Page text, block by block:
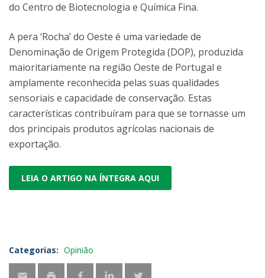
do Centro de Biotecnologia e Química Fina.
A pera ‘Rocha’ do Oeste é uma variedade de
Denominação de Origem Protegida (DOP), produzida
maioritariamente na região Oeste de Portugal e
amplamente reconhecida pelas suas qualidades
sensoriais e capacidade de conservação. Estas
características contribuíram para que se tornasse um
dos principais produtos agrícolas nacionais de
exportação.
LEIA O ARTIGO NA ÍNTEGRA AQUI
Categorias: Opinião